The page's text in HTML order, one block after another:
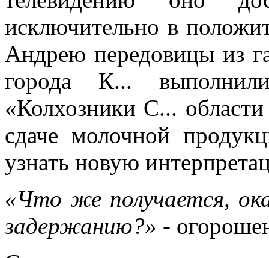
исключительно в
Андрею передовицы из
города К...
«Колхозники С...
сдаче молочной
узнать новую
«Что же получается,
задержанию?» -